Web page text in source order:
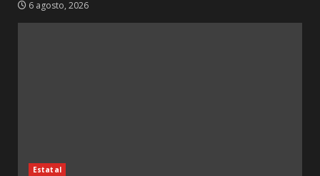
6 agosto, 2026
Estatal